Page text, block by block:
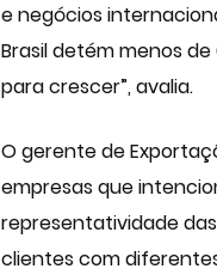
e negócios
Brasil detém menos
para crescer”, avalia.
O gerente de
empresas que
representatividade
clientes com